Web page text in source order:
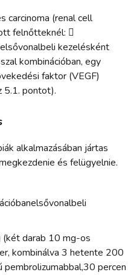
carcinoma (renal cell
felnőtteknél: 
kezelésként
kombinációban, egy
faktor (VEGF)
5.1. pontot).
alkalmazásában jártas
és felügyelnie.
darab 10 mg-os
kombinálva 3 hetente 200
percen